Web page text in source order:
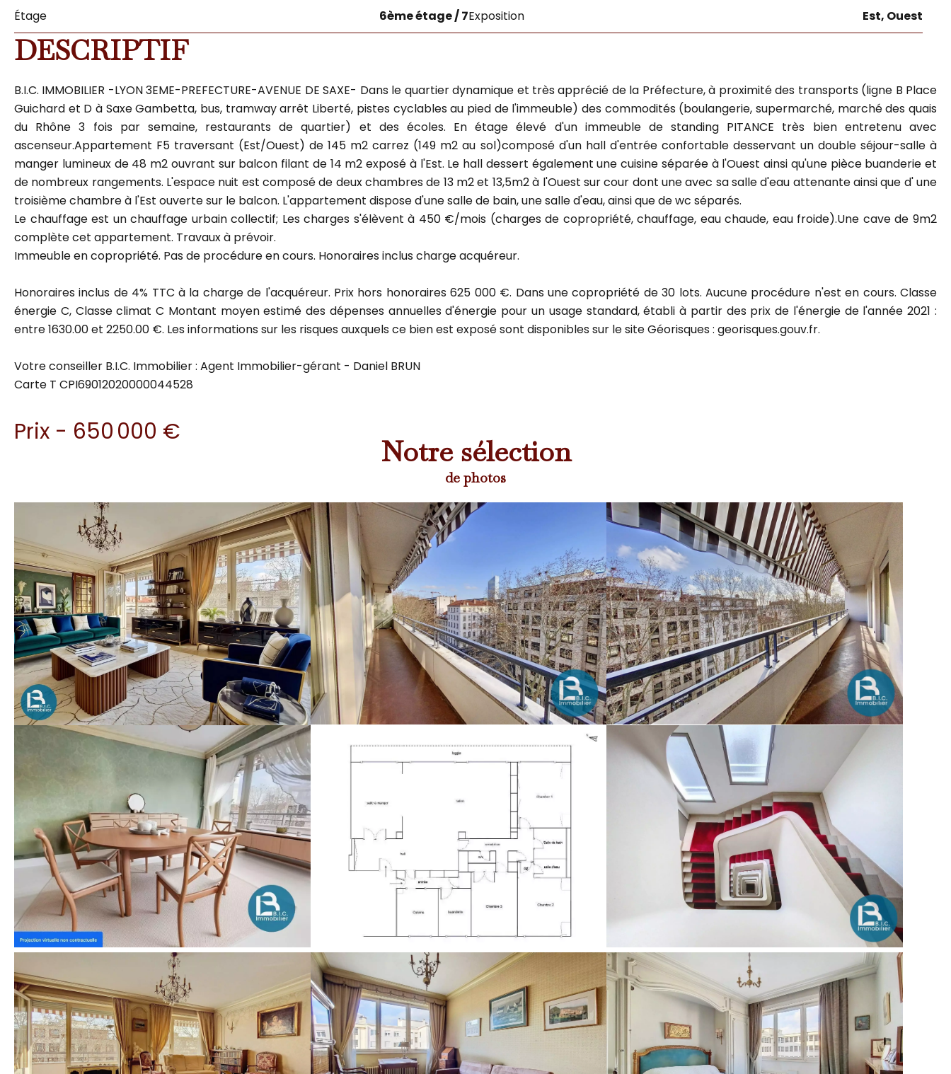
Étage 6ème étage / 7Exposition Est, Ouest
DESCRIPTIF
B.I.C. IMMOBILIER -LYON 3EME-PREFECTURE-AVENUE DE SAXE- Dans le quartier dynamique et très apprécié de la Préfecture, à proximité des transports (ligne B Place
Guichard et D à Saxe Gambetta, bus, tramway arrêt Liberté, pistes cyclables au pied de l'immeuble) des commodités (boulangerie, supermarché, marché des quais
du Rhône 3 fois par semaine, restaurants de quartier) et des écoles. En étage élevé d'un immeuble de standing PITANCE très bien entretenu avec
ascenseur.Appartement F5 traversant (Est/Ouest) de 145 m2 carrez (149 m2 au sol)composé d'un hall d'entrée confortable desservant un double séjour-salle à
manger lumineux de 48 m2 ouvrant sur balcon filant de 14 m2 exposé à l'Est. Le hall dessert également une cuisine séparée à l'Ouest ainsi qu'une pièce buanderie et
de nombreux rangements. L'espace nuit est composé de deux chambres de 13 m2 et 13,5m2 à l'Ouest sur cour dont une avec sa salle d'eau attenante ainsi que d' une
troisième chambre à l'Est ouverte sur le balcon. L'appartement dispose d'une salle de bain, une salle d'eau, ainsi que de wc séparés.
Le chauffage est un chauffage urbain collectif; Les charges s'élèvent à 450 €/mois (charges de copropriété, chauffage, eau chaude, eau froide).Une cave de 9m2
complète cet appartement. Travaux à prévoir.
Immeuble en copropriété. Pas de procédure en cours. Honoraires inclus charge acquéreur.
Honoraires inclus de 4% TTC à la charge de l'acquéreur. Prix hors honoraires 625 000 €. Dans une copropriété de 30 lots. Aucune procédure n'est en cours. Classe
énergie C, Classe climat C Montant moyen estimé des dépenses annuelles d'énergie pour un usage standard, établi à partir des prix de l'énergie de l'année 2021 :
entre 1630.00 et 2250.00 €. Les informations sur les risques auxquels ce bien est exposé sont disponibles sur le site Géorisques : georisques.gouv.fr.
Votre conseiller B.I.C. Immobilier : Agent Immobilier-gérant - Daniel BRUN
Carte T CPI69012020000044528
Prix - 650 000 €
Notre sélection
de photos